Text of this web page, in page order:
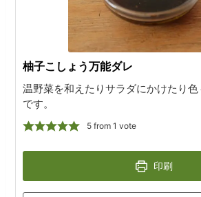
柚子こしょう万能ダレ
温野菜を和えたりサラダにかけたり
です。
5from 1 vote
印刷